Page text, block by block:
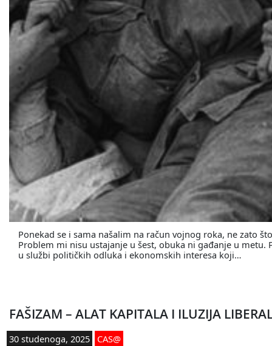
Ponekad se i sama našalim na račun vojnog roka, ne zato
Problem mi nisu ustajanje u šest, obuka ni gađanje u
u službi političkih odluka i ekonomskih interesa koji…
FAŠIZAM – ALAT KAPITALA I ILUZIJA
30 studenoga, 2025 CAS@